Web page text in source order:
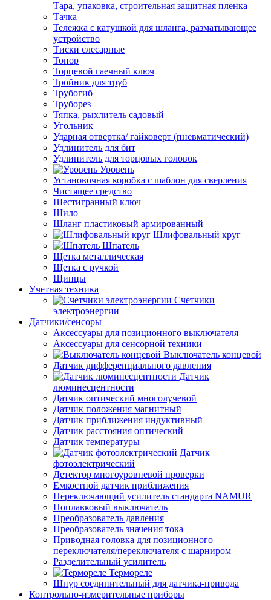
Тара, упаковка, строительная защитная пленка
Тачка
Тележка с катушкой для шланга, разматывающее
устройство
Тиски слесарные
Топор
Торцевой гаечный ключ
Тройник для труб
Трубогиб
Труборез
Тяпка, рыхлитель садовый
Угольник
Ударная отвертка/ гайковерт (пневматический)
Удлинитель для бит
Удлинитель для торцовых головок
Уровень
Установочная коробка с шаблон для сверления
Чистящее средство
Шестигранный ключ
Шило
Шланг пластиковый армированный
Шлифовальный круг
Шпатель
Щетка металлическая
Щетка с ручкой
Щипцы
Учетная техника
Счетчики
электроэнергии
Датчики/сенсоры
Аксессуары для позиционного выключателя
Аксессуары для сенсорной техники
Выключатель концевой
Датчик дифференциального давления
Датчик
люминесцентности
Датчик оптический многолучевой
Датчик положения магнитный
Датчик приближения индуктивный
Датчик расстояния оптический
Датчик температуры
Датчик
фотоэлектрический
Детектор многоуровневой проверки
Емкостной датчик приближения
Переключающий усилитель стандарта NAMUR
Поплавковый выключатель
Преобразователь давления
Преобразователь значения тока
Приводная головка для позиционного
переключателя/переключателя с шарниром
Разделительный усилитель
Термореле
Шнур соединительный для датчика-привода
Контрольно-измерительные приборы